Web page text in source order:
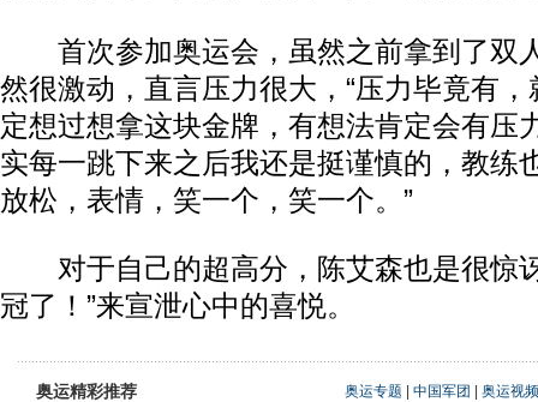
首次参加奥运会，虽然之前拿到了双
然很激动，直言压力很大，“压力毕竟有
定想过想拿这块金牌，有想法肯定会有压
实每一跳下来之后我还是挺谨慎的，教练
放松，表情，笑一个，笑一个。”
对于自己的超高分，陈艾森也是很惊
冠了！”来宣泄心中的喜悦。
奥运精彩推荐 奥运专题 中国军团 奥运视频